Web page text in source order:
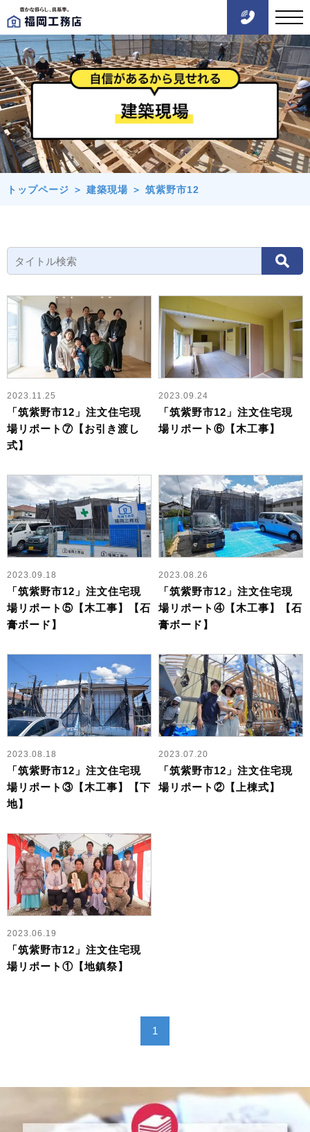
トップページ ＞ 建築現場 ＞ 筑紫野市12
2023.11.25
「筑紫野市12」注文住宅現
場リポート⑦【お引き渡し
式】
2023.09.24
「筑紫野市12」注文住宅現
場リポート⑥【木工事】
2023.09.18
「筑紫野市12」注文住宅現
場リポート⑤【木工事】【石
膏ボード】
2023.08.26
「筑紫野市12」注文住宅現
場リポート④【木工事】【石
膏ボード】
2023.08.18
「筑紫野市12」注文住宅現
場リポート③【木工事】【下
地】
2023.07.20
「筑紫野市12」注文住宅現
場リポート②【上棟式】
2023.06.19
「筑紫野市12」注文住宅現
場リポート①【地鎮祭】
1